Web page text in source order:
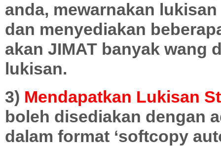
anda, mewarnakan
dan menyediakan
akan JIMAT banyak wang
lukisan.
3) Mendapatkan Lukisan
boleh disediakan dengan
dalam format ‘softcopy